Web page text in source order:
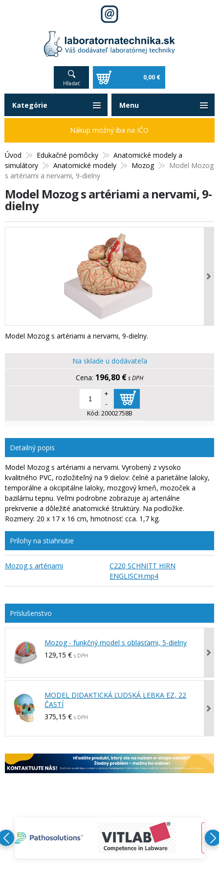
Hľadať
0,00 €
Úvod Edukačné pomôcky
Anatomické modely a
simulátory
Anatomické modely Mozog
Model Mozog
s artériami a nervami, 9-dielny
Model Mozog s artériami a nervami, 9-
dielny
Model Mozog s artériami a nervami, 9-dielny.
Na sklade u dodávateľa
196,80 €s DPH
+
-
Kód: 20002758B
Detailný popis
Model Mozog s artériami a nervami. Vyrobený z vysoko
kvalitného PVC, rozložiteľný na 9 dielov: čelné a parietálne laloky,
temporálne a okcipitálne laloky, mozgový kmeň, mozoček a
bazilárnu tepnu. Veľmi podrobne zobrazuje aj arteriálne
prekrvenie a dôležité anatomické štruktúry. Na podložke.
Rozmery: 20 x 17 x 16 cm, hmotnosť: cca. 1,7 kg.
Prílohy na stiahnutie
Mozog s artériami
C220 SCHNITT HIRN
ENGLISCH.mp4
Mozog - funkčný model s oblasťami, 5-dielny
129,15 € s DPH
MODEL DIDAKTICKÁ ĽUDSKÁ LEBKA EZ, 22
ČASTÍ
375,15 € s DPH
Kategórie
Nákup možný iba na IČO
Menu